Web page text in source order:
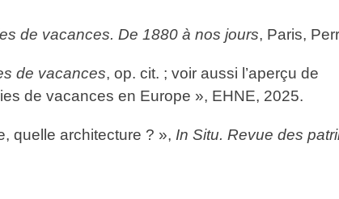
de vacances. De 1880 à nos jours, Paris,
de vacances, op. cit. ; voir aussi l’aperçu de
de vacances en Europe », EHNE, 2025.
quelle architecture ? », In Situ. Revue des